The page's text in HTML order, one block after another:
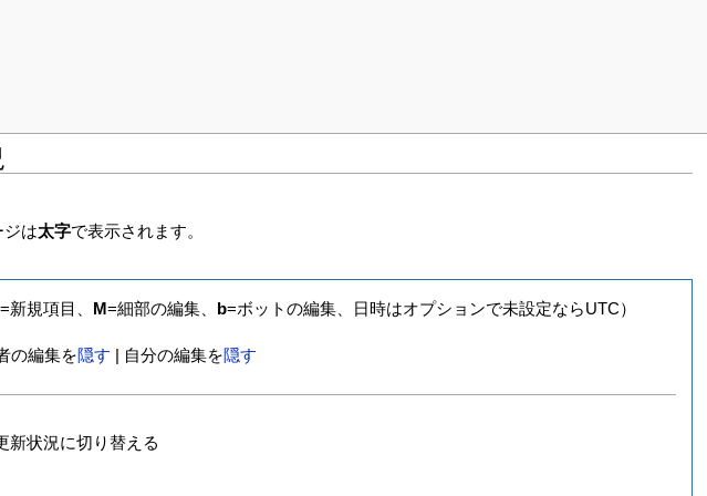
ジは太字で表示されます。
=新規項目、 M=細部の編集、 b=ボットの編集、日時はオプションで未設定ならUTC）
の編集を隠す | 自分の編集を隠す
新状況に切り替える